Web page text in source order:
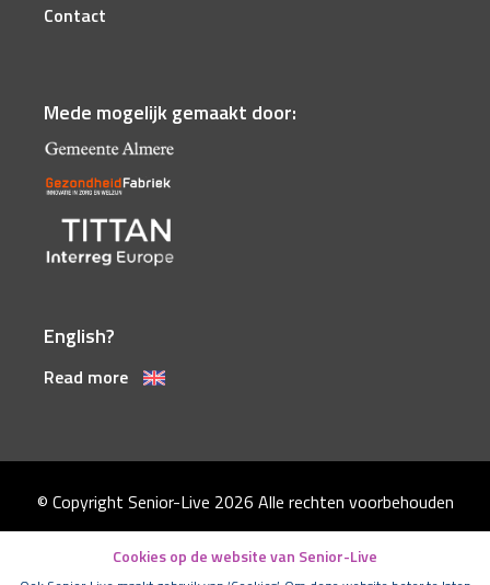
Contact
Mede mogelijk gemaakt door:
English?
Read more
© Copyright Senior-Live 2026 Alle rechten voorbehouden
Disclaimer
Algemene voorwaarden
Cookies op de website van Senior-Live